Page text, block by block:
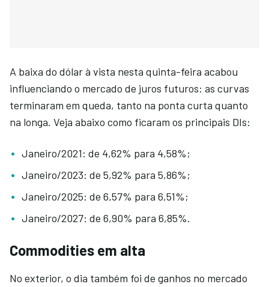
A baixa do dólar à vista nesta quinta-feira acabou
influenciando o mercado de juros futuros: as curvas
terminaram em queda, tanto na ponta curta quanto
na longa. Veja abaixo como ficaram os principais DIs:
Janeiro/2021: de 4,62% para 4,58%;
Janeiro/2023: de 5,92% para 5,86%;
Janeiro/2025: de 6,57% para 6,51%;
Janeiro/2027: de 6,90% para 6,85%.
Commodities em alta
No exterior, o dia também foi de ganhos no mercado